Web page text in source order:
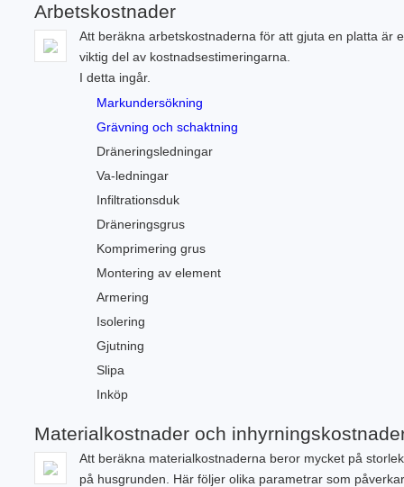
Arbetskostnader
Att beräkna arbetskostnaderna för att gjuta en platta är
viktig del av kostnadsestimeringarna.
I detta ingår.
Markundersökning
Grävning och schaktning
Dräneringsledningar
Va-ledningar
Infiltrationsduk
Dräneringsgrus
Komprimering grus
Montering av element
Armering
Isolering
Gjutning
Slipa
Inköp
Materialkostnader och
Att beräkna materialkostnaderna beror mycket på
på husgrunden. Här följer olika parametrar som påverkar